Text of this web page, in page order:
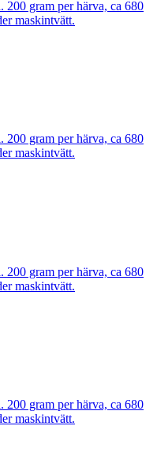
gram per härva, ca 680
maskintvätt.
gram per härva, ca 680
maskintvätt.
gram per härva, ca 680
maskintvätt.
gram per härva, ca 680
maskintvätt.